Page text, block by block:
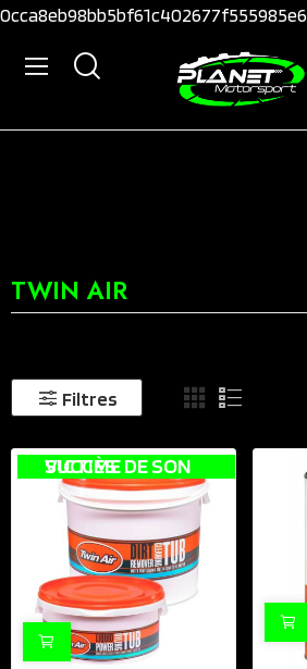
0cca8eb98bb5bf61c402677f555985e6
TWIN AIR
Filtres
VICTIME DE SON SUCCÈS